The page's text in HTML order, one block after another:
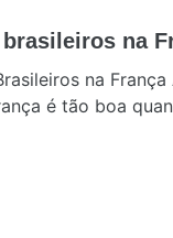
na
na
é tão boa